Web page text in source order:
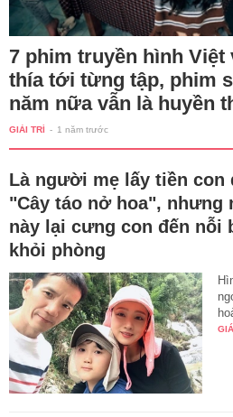
7 phim truyền hình Việt
thía tới từng tập, phim
năm nữa vẫn là huyền
GIẢI TRÍ - 1 năm trước
Là người mẹ lấy tiền con
"Cây táo nở hoa", nhưng
này lại cưng con đến nỗi
khỏi phòng